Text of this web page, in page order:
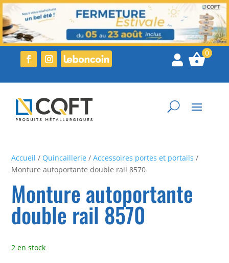

Accueil / Quincaillerie /Accessoires portes et portails /
Monture autoportante double rail 8570
Monture autoportante
double rail 8570
2 en stock